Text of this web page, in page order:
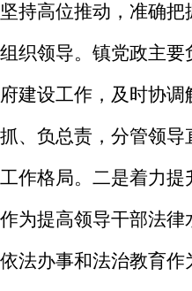
坚持高位推动，准确
织领导。镇党政主
建设工作，及时协
、负总责，分管领
作格局。二是着力
为提高领导干部法
法办事和法治教育